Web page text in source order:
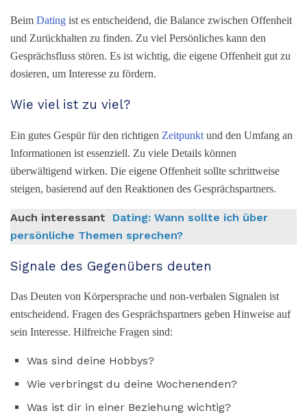
Beim Dating ist es entscheidend, die Balance zwischen Offenheit
und Zurückhalten zu finden. Zu viel Persönliches kann den
Gesprächsfluss stören. Es ist wichtig, die eigene Offenheit gut zu
dosieren, um Interesse zu fördern.
Wie viel ist zu viel?
Ein gutes Gespür für den richtigen Zeitpunkt und den Umfang an
Informationen ist essenziell. Zu viele Details können
überwältigend wirken. Die eigene Offenheit sollte schrittweise
steigen, basierend auf den Reaktionen des Gesprächspartners.
Auch interessant
Dating: Wann sollte ich über
persönliche Themen sprechen?
Signale des Gegenübers deuten
Das Deuten von Körpersprache und non-verbalen Signalen ist
entscheidend. Fragen des Gesprächspartners geben Hinweise auf
sein Interesse. Hilfreiche Fragen sind:
Was sind deine Hobbys?
Wie verbringst du deine Wochenenden?
Was ist dir in einer Beziehung wichtig?